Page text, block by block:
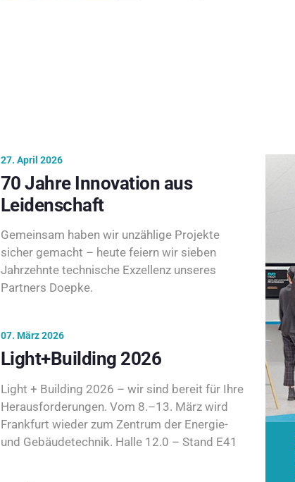
27. April 2026
70 Jahre Innovation aus
Leidenschaft
Gemeinsam haben wir unzählige Projekte
sicher gemacht – heute feiern wir sieben
Jahrzehnte technische Exzellenz unseres
Partners Doepke.
07. März 2026
Light+Building 2026
Light + Building 2026 – wir sind bereit für Ihre
Herausforderungen. Vom 8.–13. März wird
Frankfurt wieder zum Zentrum der Energie-
und Gebäudetechnik. Halle 12.0 – Stand E41